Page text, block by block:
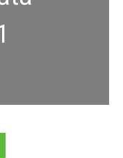
BULAN